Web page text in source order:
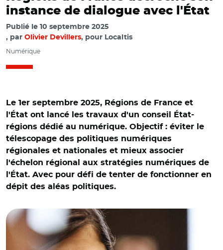
instance de dialogue avec l'État
Publié le 10 septembre 2025
par Olivier Devillers, pour Localtis
Numérique
Le 1er septembre 2025, Régions de France et
l'État ont lancé les travaux d'un conseil État-
régions dédié au numérique. Objectif : éviter le
télescopage des politiques numériques
régionales et nationales et mieux associer
l'échelon régional aux stratégies numériques de
l'État. Avec pour défi de tenter de fonctionner en
dépit des aléas politiques.